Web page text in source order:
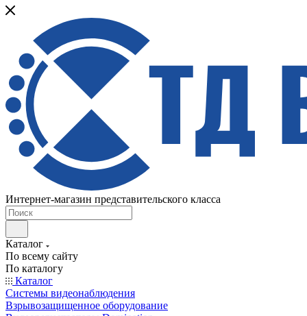
Интернет-магазин представительского класса
Каталог
По всему сайту
По каталогу
Каталог
Системы видеонаблюдения
Взрывозащищенное оборудование